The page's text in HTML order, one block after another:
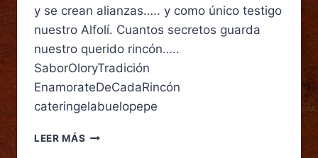
y se crean alianzas….. y como único testigo
nuestro Alfolí. Cuantos secretos guarda
nuestro querido rincón…..
SaborOloryTradición
EnamorateDeCadaRincón
cateringelabuelopepe
LEER MÁS